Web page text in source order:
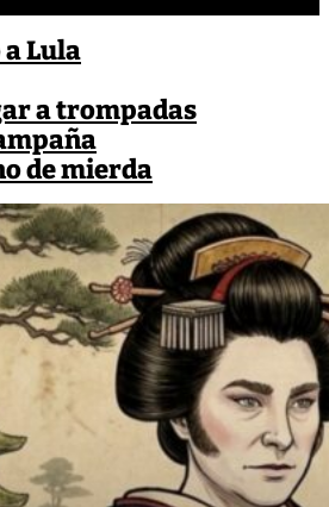
Lula
a trompadas
de mierda